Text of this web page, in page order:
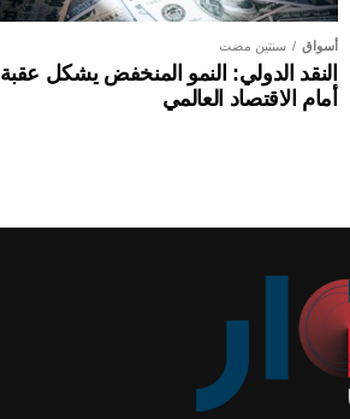
أسواق سنتين مضت
النقد الدولي: النمو المنخفض يشكل عقبة
أمام الاقتصاد العالمي